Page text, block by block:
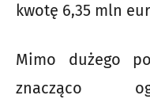
kwotę 6,35 mln
Mimo dużego
znacząco